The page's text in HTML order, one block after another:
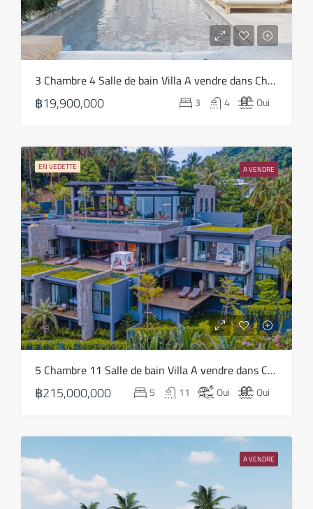
18
Août
mer
jeu
20
Août
3 Chambre 4 Salle de bain Villa A vendre dans Choeng Mon – HS0818
฿19,900,000 3 4 Oui
EN VEDETTE A VENDRE
5 Chambre 11 Salle de bain Villa A vendre dans Chaweng – HS0816
฿215,000,000 5 11 Oui Oui
A VENDRE